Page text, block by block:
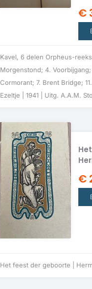
€
Kavel, 6 delen Orpheus-
Morgenstond; 4.
Cormorant; 7. Brent Bridge;
Ezeltje | 1941 | Uitg. A.A.M.
€
Het feest der geboorte |